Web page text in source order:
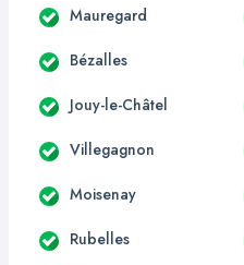
Mauregard
Bézalles
Jouy-le-Châtel
Villegagnon
Moisenay
Rubelles